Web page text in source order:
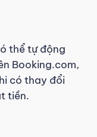
thể tự động
Booking.com,
có thay đổi
tiền.